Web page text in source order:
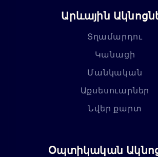
Արևային
Տղամարդու
Կանացի
Մանկական
Աքսեսուարներ
Նվեր քարտ
Օպտիկական